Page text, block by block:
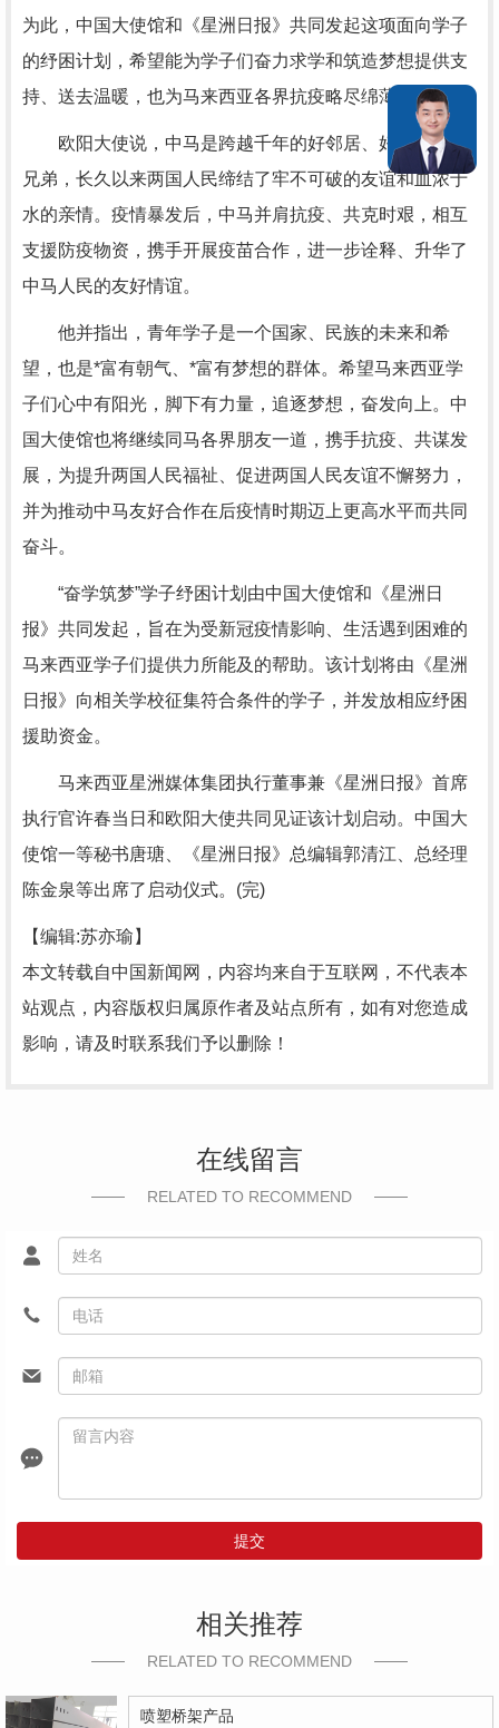
为此，中国大使馆和《星洲日报》共同发起这项面向学子
的纾困计划，希望能为学子们奋力求学和筑造梦想提供支
持、送去温暖，也为马来西亚各界抗疫略尽绵薄之力。
欧阳大使说，中马是跨越千年的好邻居、好伙伴、好
兄弟，长久以来两国人民缔结了牢不可破的友谊和血浓于
水的亲情。疫情暴发后，中马并肩抗疫、共克时艰，相互
支援防疫物资，携手开展疫苗合作，进一步诠释、升华了
中马人民的友好情谊。
他并指出，青年学子是一个国家、民族的未来和希
望，也是*富有朝气、*富有梦想的群体。希望马来西亚学
子们心中有阳光，脚下有力量，追逐梦想，奋发向上。中
国大使馆也将继续同马各界朋友一道，携手抗疫、共谋发
展，为提升两国人民福祉、促进两国人民友谊不懈努力，
并为推动中马友好合作在后疫情时期迈上更高水平而共同
奋斗。
“奋学筑梦”学子纾困计划由中国大使馆和《星洲日
报》共同发起，旨在为受新冠疫情影响、生活遇到困难的
马来西亚学子们提供力所能及的帮助。该计划将由《星洲
日报》向相关学校征集符合条件的学子，并发放相应纾困
援助资金。
马来西亚星洲媒体集团执行董事兼《星洲日报》首席
执行官许春当日和欧阳大使共同见证该计划启动。中国大
使馆一等秘书唐瑭、《星洲日报》总编辑郭清江、总经理
陈金泉等出席了启动仪式。(完)
【编辑:苏亦瑜】
本文转载自中国新闻网，内容均来自于互联网，不代表本
站观点，内容版权归属原作者及站点所有，如有对您造成
影响，请及时联系我们予以删除！
在线留言
RELATED TO RECOMMEND
提交
相关推荐
RELATED TO RECOMMEND
喷塑桥架产品